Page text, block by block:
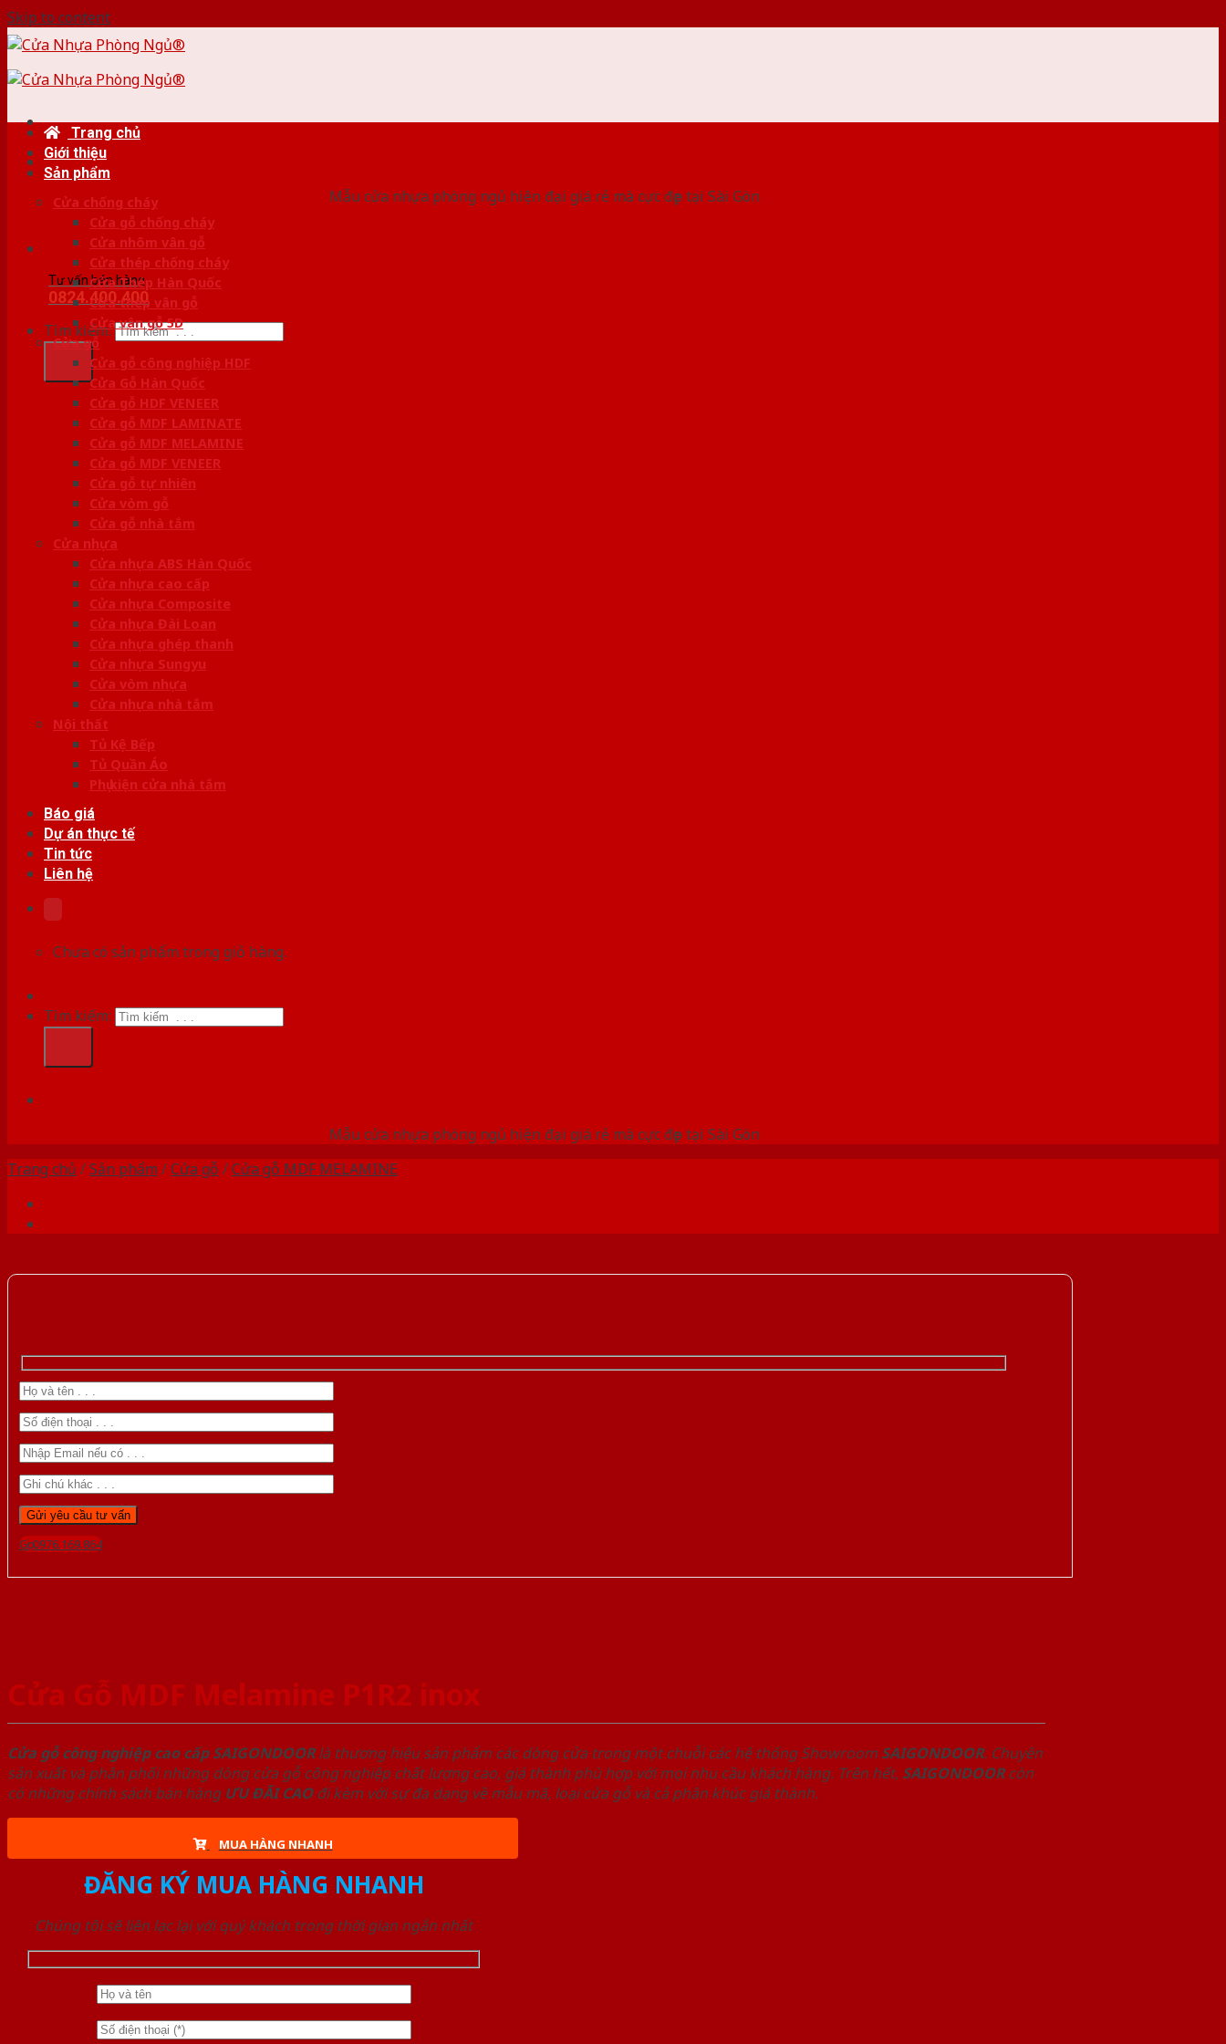
Skip to content
Mẫu cửa nhựa phòng ngủ hiện đại giá rẻ mà cực đẹp tại Sài Gòn
Tư vấn bán hàng
0824.400.400
Tìm kiếm:
Trang chủ
Giới thiệu
Sản phẩm
Cửa chống cháy
Cửa gỗ chống cháy
Cửa nhôm vân gỗ
Cửa thép chống cháy
Cửa Thép Hàn Quốc
Cửa thép vân gỗ
Cửa vân gỗ 5D
Cửa gỗ
Cửa gỗ công nghiệp HDF
Cửa Gỗ Hàn Quốc
Cửa gỗ HDF VENEER
Cửa gỗ MDF LAMINATE
Cửa gỗ MDF MELAMINE
Cửa gỗ MDF VENEER
Cửa gỗ tự nhiên
Cửa vòm gỗ
Cửa gỗ nhà tắm
Cửa nhựa
Cửa nhựa ABS Hàn Quốc
Cửa nhựa cao cấp
Cửa nhựa Composite
Cửa nhựa Đài Loan
Cửa nhựa ghép thanh
Cửa nhựa Sungyu
Cửa vòm nhựa
Cửa nhựa nhà tắm
Nội thất
Tủ Kệ Bếp
Tủ Quần Áo
Phụ kiện cửa nhà tắm
Báo giá
Dự án thực tế
Tin tức
Liên hệ
Chưa có sản phẩm trong giỏ hàng.
Tìm kiếm:
Mẫu cửa nhựa phòng ngủ hiện đại giá rẻ mà cực đẹp tại Sài Gòn
Trang chủ /Sản phẩm /Cửa gỗ /Cửa gỗ MDF MELAMINE
Gọi 0976.169.864
Cửa Gỗ MDF Melamine P1R2 inox
Cửa gỗ công nghiệp cao cấp SAIGONDOORlà thương hiệu sản phẩm các dòng cửa trong một chuỗi các hệ thống Showroom SAIGONDOOR. Chuyên
sản xuất và phân phối những dòng cửa gỗ công nghiệp chất lượng cao, giá thành phù hợp với mọi nhu cầu khách hàng. Trên hết, SAIGONDOORcòn
có những chính sách bán hàng ƯU ĐÃI CAOđi kèm với sự đa dạng về mẫu mã, loại cửa gỗ và cả phân khúc giá thành.
MUA HÀNG NHANH
ĐĂNG KÝ MUA HÀNG NHANH
Chúng tôi sẽ liên lạc lại với quý khách trong thời gian ngắn nhất